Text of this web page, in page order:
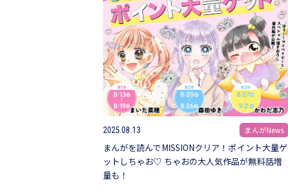
2025.08.13 まんがNews
まんがを読んでMISSIONクリア！ポイント大量ゲ
ットしちゃお♡ ちゃおの大人気作品が無料話増
量も！